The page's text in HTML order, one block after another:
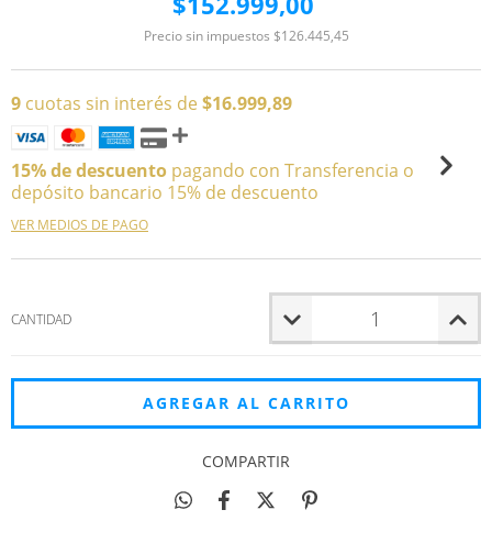
Precio sin impuestos $126.445,45
9 cuotas sin interés de $16.999,89
15% de descuento pagando con Transferencia o
depósito bancario 15% de descuento
VER MEDIOS DE PAGO
CANTIDAD
COMPARTIR